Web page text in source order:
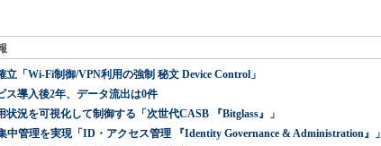
「Wi-Fi制御/VPN利用の強制 秘文 Device Control」
ス導入後2年、データ流出は0件
状況を可視化して制御する「次世代CASB 『Bitglass』」
中管理を実現「ID・アクセス管理 『Identity Governance & Administration』」